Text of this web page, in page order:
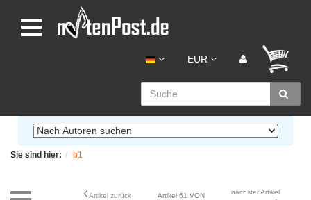
EUR
Sie sind hier: b1
Artikel zurück Artikel 61 VON nächster Artikel